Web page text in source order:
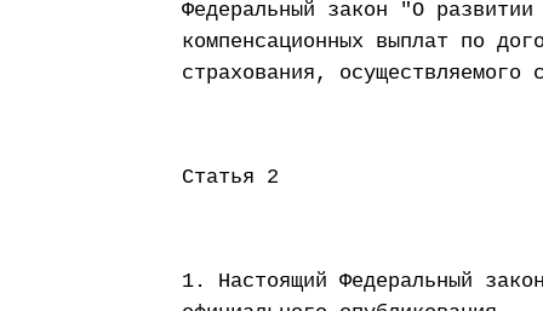
Федеральный закон "О
компенсационных выплат по
страхования,
Статья 2
1. Настоящий Федеральный